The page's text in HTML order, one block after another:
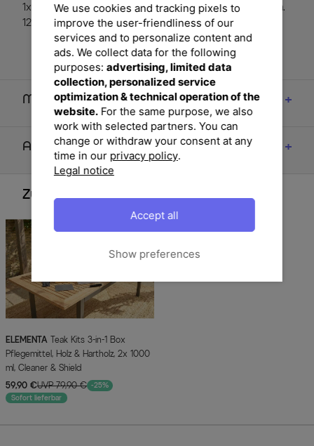
1x OUTFLEXX® Kaffeetisch, recyceltes FSC®Teakholz, ca.
120 x 80 x 31 cm
Maße
Artikelmerkmale & Materialien
Zubehör
ELEMENTA
Pflegemittel, Holz & Hartholz, 2x 1000
ml, Cleaner & Shield
59,90 €UVP 79,90 € -25%
Sofort lieferbar
We use cookies and tracking pixels to
improve the user-friendliness of our
services and to personalize content and
ads. We collect data for the following
purposes: advertising, limited data
collection, personalized service
optimization & technical operation of the
website.For the same purpose, we also
work with selected partners. You can
change or withdraw your consent at any
time in our privacy policy.
Legal notice
Show preferences
Accept all